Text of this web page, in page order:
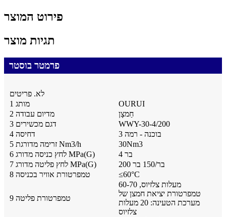
פירוט המוצר
תגיות מוצר
פרמטר בוסטר
לא. פריטים
מותג 1
OURUI
2 מדיום עבודה
חַמצָן
3 דגם מכשירים
WWY-30-4/200
4 דחיסה
בוכנה - רמה 3
5 זרימה מדורגת Nm3/h
30Nm3
6 לחץ כניסה מדורג MPa(G)
4 בר
7 לחץ פליטה מדורג MPa(G)
200 בר/150 בר
8 טמפרטורת אוויר בכניסה
≤60°C
9 טמפרטורת פליטה
60-70 מעלות צלזיוס,
טמפרטורת יציאת חמצן של
מערכת הטעינה: 20 מעלות
צלזיוס